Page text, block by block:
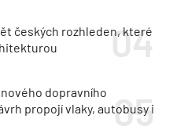
českých rozhleden, které
dopravního
propojí vlaky, autobusy i